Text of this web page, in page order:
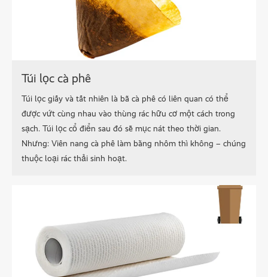
Túi lọc cà phê
Túi lọc giấy và tất nhiên là bã cà phê có liên quan có thể
được vứt cùng nhau vào thùng rác hữu cơ một cách trong
sạch. Túi lọc cổ điển sau đó sẽ mục nát theo thời gian.
Nhưng: Viên nang cà phê làm bằng nhôm thì không – chúng
thuộc loại rác thải sinh hoạt.